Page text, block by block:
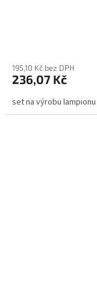
195,10 Kč bez DPH
236,07 Kč
set na výrobu lampionu